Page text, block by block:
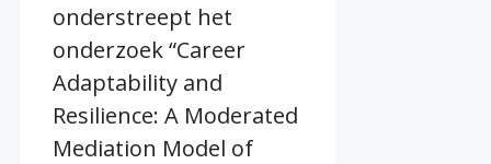
onderstreept het
onderzoek “Career
Adaptability and
Resilience: A Moderated
Mediation Model of